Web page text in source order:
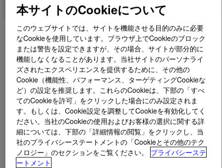
とはSYL-OFF™ 7680-015 Polymer?
A solvent-free silicone release coating polymer.
本サイトのCookieについて
このウェブサイトでは、サイトを機能させる目的のみに必要
なCookieを使用しています。ブラウザ上でCookieのブロック
または警告を設定できますが、その場合、サイトが部分的に
機能しなくなることがあります。当社サイトのパーソナライ
ズされたエクスペリエンスを提供するために、その他の
Cookie（機能性、パフォーマンス、ターゲティングCookieな
ど）の設定を推奨します。これらのCookieは、下部の「すべ
てのCookieを許可」をクリックした場合にのみ設定されま
す。もしくは、Cookie設定を調整してCookieを有効化してく
ださい。当社のCookieの使用およびお客様の選択に関する詳
細については、下部の「詳細情報の閲覧」をクリックし、当
社のプライバシーステートメントの「Cookieとその他のテク
ノロジー」のセクションをご覧ください。
プライバシーステ
ートメント